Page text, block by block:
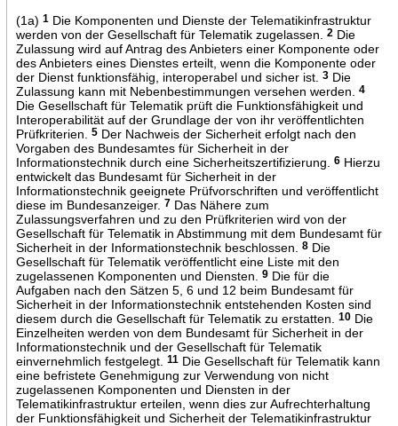
(1a) 1Die Komponenten und Dienste der Telematikinfrastruktur
werden von der Gesellschaft für Telematik zugelassen.
2Die
Zulassung wird auf Antrag des Anbieters einer Komponente oder
des Anbieters eines Dienstes erteilt, wenn die Komponente oder
der Dienst funktionsfähig, interoperabel und sicher ist.
3Die
Zulassung kann mit Nebenbestimmungen versehen werden.
4
Die Gesellschaft für Telematik prüft die Funktionsfähigkeit und
Interoperabilität auf der Grundlage der von ihr veröffentlichten
Prüfkriterien.
5Der Nachweis der Sicherheit erfolgt nach den
Vorgaben des Bundesamtes für Sicherheit in der
Informationstechnik durch eine Sicherheitszertifizierung.
6Hierzu
entwickelt das Bundesamt für Sicherheit in der
Informationstechnik geeignete Prüfvorschriften und veröffentlicht
diese im Bundesanzeiger. 7Das Nähere zum
Zulassungsverfahren und zu den Prüfkriterien wird von der
Gesellschaft für Telematik in Abstimmung mit dem Bundesamt für
Sicherheit in der Informationstechnik beschlossen.
8Die
Gesellschaft für Telematik veröffentlicht eine Liste mit den
zugelassenen Komponenten und Diensten.
9Die für die
Aufgaben nach den Sätzen 5, 6 und 12 beim Bundesamt für
Sicherheit in der Informationstechnik entstehenden Kosten sind
diesem durch die Gesellschaft für Telematik zu erstatten.
10Die
Einzelheiten werden von dem Bundesamt für Sicherheit in der
Informationstechnik und der Gesellschaft für Telematik
einvernehmlich festgelegt.
11Die Gesellschaft für Telematik kann
eine befristete Genehmigung zur Verwendung von nicht
zugelassenen Komponenten und Diensten in der
Telematikinfrastruktur erteilen, wenn dies zur Aufrechterhaltung
der Funktionsfähigkeit und Sicherheit der Telematikinfrastruktur